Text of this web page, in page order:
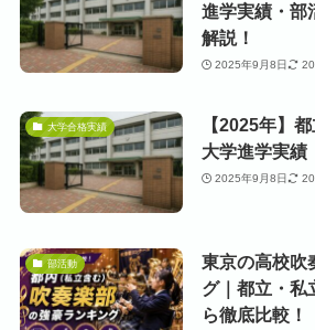
進学実績・部
解説！
2025年9月8日
大学合格実績
【2025年】
大学進学実績
2025年9月8日
部活動
東京の高校吹
グ｜都立・私
ら徹底比較！